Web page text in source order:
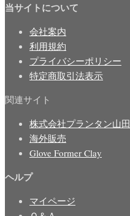
当サイトについて
会社案内
利用規約
プライバシーポリシー
特定商取引法表示
関連サイト
株式会社プランタン山田
海外販売
Glove Former Clay
ヘルプ
マイページ